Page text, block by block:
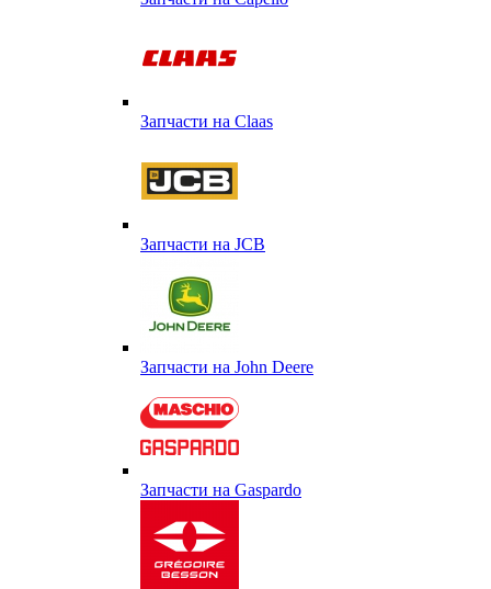
Запчасти на Сlaas
Запчасти на JCB
Запчасти на John Deere
Запчасти на Gaspardo